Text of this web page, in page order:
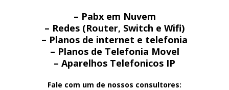
– Pabx em Nuvem
– Redes (Router, Switch e Wifi)
– Planos de internet e telefonia
– Planos de Telefonia Movel
– Aparelhos Telefonicos IP
Fale com um de nossos consultores: